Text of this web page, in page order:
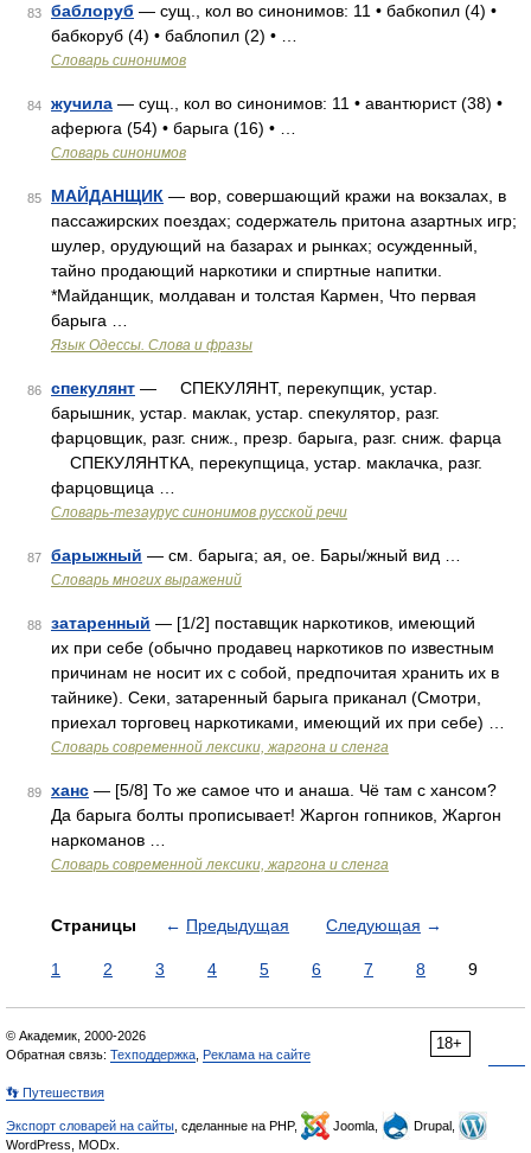
83 баблоруб — сущ., кол во синонимов: 11 • бабкопил (4) •
бабкоруб (4) • баблопил (2) • …
Словарь синонимов
84 жучила — сущ., кол во синонимов: 11 • авантюрист (38) •
аферюга (54) • барыга (16) • …
Словарь синонимов
85 МАЙДАНЩИК — вор, совершающий кражи на вокзалах, в
пассажирских поездах; содержатель притона азартных игр;
шулер, орудующий на базарах и рынках; осужденный,
тайно продающий наркотики и спиртные напитки.
*Майданщик, молдаван и толстая Кармен, Что первая
барыга …
Язык Одессы. Слова и фразы
86 спекулянт — СПЕКУЛЯНТ, перекупщик, устар.
барышник, устар. маклак, устар. спекулятор, разг.
фарцовщик, разг. сниж., презр. барыга, разг. сниж. фарца
СПЕКУЛЯНТКА, перекупщица, устар. маклачка, разг.
фарцовщица …
Словарь-тезаурус синонимов русской речи
87 барыжный — см. барыга; ая, ое. Бары/жный вид …
Словарь многих выражений
88 затаренный — [1/2] поставщик наркотиков, имеющий
их при себе (обычно продавец наркотиков по известным
причинам не носит их с собой, предпочитая хранить их в
тайнике). Секи, затаренный барыга приканал (Смотри,
приехал торговец наркотиками, имеющий их при себе) …
Cловарь современной лексики, жаргона и сленга
89 ханс — [5/8] То же самое что и анаша. Чё там с хансом?
Да барыга болты прописывает! Жаргон гопников, Жаргон
наркоманов …
Cловарь современной лексики, жаргона и сленга
Страницы ← Предыдущая Следующая →
1 2 3 4 5 6 7 8 9
18+
© Академик, 2000-2026
Обратная связь: Техподдержка Реклама на сайте
👣 Путешествия
Экспорт словарей на сайты , сделанные на PHP, Joomla,
Drupal,
WordPress, MODx.